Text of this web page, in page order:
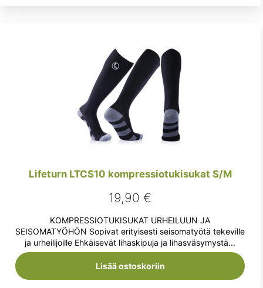
Lifeturn LTCS10 kompressiotukisukat S/M
19,90€
KOMPRESSIOTUKISUKAT URHEILUUN JA
SEISOMATYÖHÖN Sopivat erityisesti seisomatyötä tekeville
ja urheilijoille Ehkäisevät lihaskipuja ja lihasväsymystä...
Lisää ostoskoriin